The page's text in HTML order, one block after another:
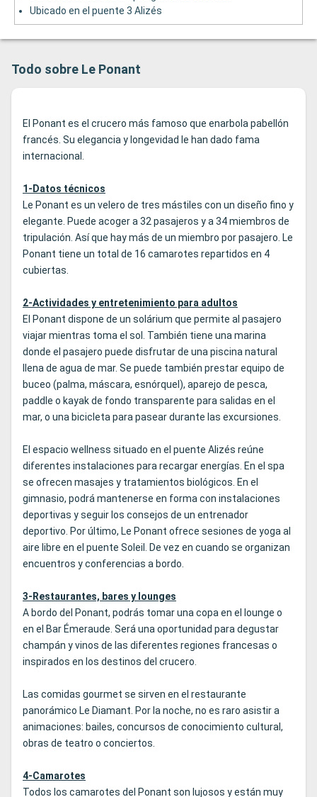
Ubicado en el puente 3 Alizés
Todo sobre Le Ponant
El Ponant es el crucero más famoso que enarbola pabellón
francés. Su elegancia y longevidad le han dado fama
internacional.
1-Datos técnicos
Le Ponant es un velero de tres mástiles con un diseño fino y
elegante. Puede acoger a 32 pasajeros y a 34 miembros de
tripulación. Así que hay más de un miembro por pasajero. Le
Ponant tiene un total de 16 camarotes repartidos en 4
cubiertas.
2-Actividades y entretenimiento para adultos
El Ponant dispone de un solárium que permite al pasajero
viajar mientras toma el sol. También tiene una marina
donde el pasajero puede disfrutar de una piscina natural
llena de agua de mar. Se puede también prestar equipo de
buceo (palma, máscara, esnórquel), aparejo de pesca,
paddle o kayak de fondo transparente para salidas en el
mar, o una bicicleta para pasear durante las excursiones.
El espacio wellness situado en el puente Alizés reúne
diferentes instalaciones para recargar energías. En el spa
se ofrecen masajes y tratamientos biológicos. En el
gimnasio, podrá mantenerse en forma con instalaciones
deportivas y seguir los consejos de un entrenador
deportivo. Por último, Le Ponant ofrece sesiones de yoga al
aire libre en el puente Soleil. De vez en cuando se organizan
encuentros y conferencias a bordo.
3-Restaurantes, bares y lounges
A bordo del Ponant, podrás tomar una copa en el lounge o
en el Bar Émeraude. Será una oportunidad para degustar
champán y vinos de las diferentes regiones francesas o
inspirados en los destinos del crucero.
Las comidas gourmet se sirven en el restaurante
panorámico Le Diamant. Por la noche, no es raro asistir a
animaciones: bailes, concursos de conocimiento cultural,
obras de teatro o conciertos.
4-Camarotes
Todos los camarotes del Ponant son lujosos y están muy